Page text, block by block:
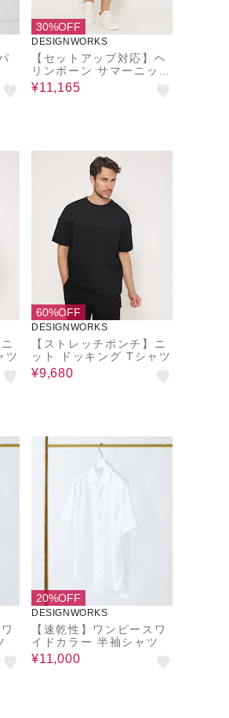
30%OFF
DESIGNWORKS
【セットアップ対応】ヘ
リンボーン サマーニット
ショートパンツ
¥11,165
ツ
60%OFF
DESIGNWORKS
【ストレッチポンチ】ニ
ット ドッキング Tシャツ
¥9,680
20%OFF
DESIGNWORKS
【速乾性】ワンピースワ
イドカラー 半袖シャツ
¥11,000